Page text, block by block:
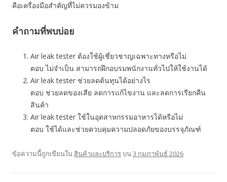
คือเครื่องมือสำคัญที่ไม่ควรมองข้าม
คำถามที่พบบ่อย
Air leak tester ต้องใช้ผู้เชี่ยวชาญเฉพาะทางหรือไม่
ตอบ ไม่จำเป็น สามารถฝึกอบรมพนักงานทั่วไปให้ใช้งานได้
Air leak tester ช่วยลดต้นทุนได้อย่างไร
ตอบ ช่วยลดของเสีย ลดการแก้ไขงาน และลดการเรียกคืน
สินค้า
Air leak tester ใช้ในอุตสาหกรรมอาหารได้หรือไม่
ตอบ ใช้ได้และช่วยควบคุมความปลอดภัยของบรรจุภัณฑ์
ข้อความนี้ถูกเขียนใน สินค้าและบริการบน3 กุมภาพันธ์ 2026